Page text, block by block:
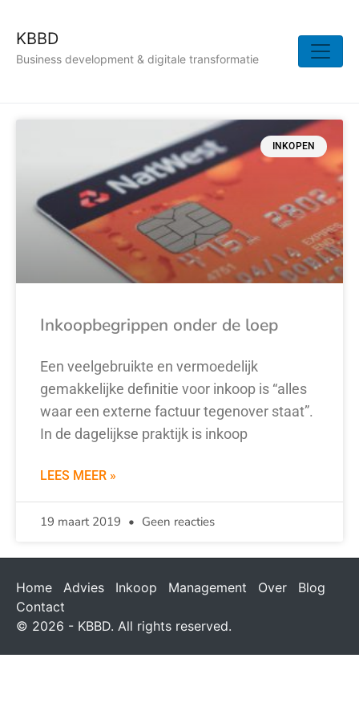
KBBD
Business development & digitale transformatie
INKOPEN
Inkoopbegrippen onder de loep
Een veelgebruikte en vermoedelijk
gemakkelijke definitie voor inkoop is “alles
waar een externe factuur tegenover staat”.
In de dagelijkse praktijk is inkoop
LEES MEER »
19 maart 2019 Geen reacties
Home Advies Inkoop Management Over
Blog
Contact
© 2026 - KBBD. All rights reserved.